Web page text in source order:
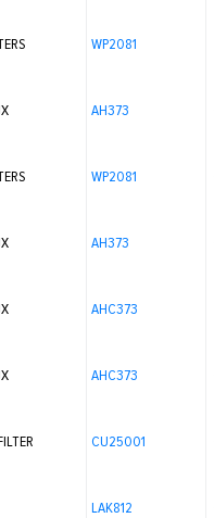
WP2081
AH373
WP2081
AH373
AHC373
AHC373
CU25001
LAK812